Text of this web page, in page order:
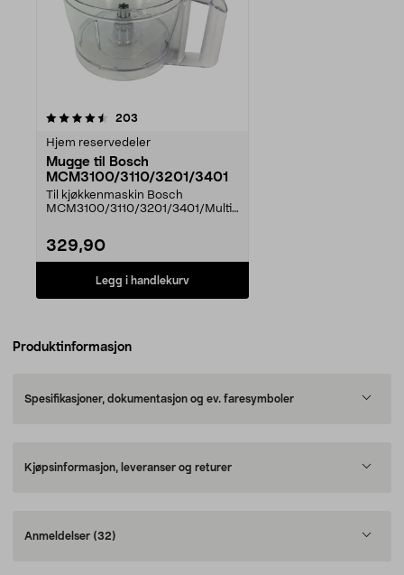
203
Hjem reservedeler
Mugge til Bosch
MCM3100/3110/3201/3401
Til kjøkkenmaskin Bosch
MCM3100/3110/3201/3401/Multi
329,90
Legg i handlekurv
Produktinformasjon
Spesifikasjoner, dokumentasjon og ev. faresymboler
Kjøpsinformasjon, leveranser og returer
Anmeldelser (32)